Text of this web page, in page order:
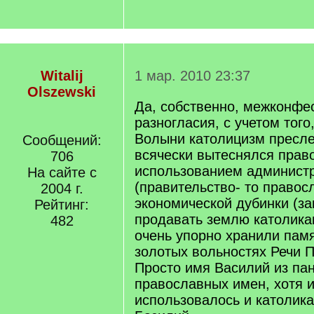
Witalij
Olszewski
Сообщений:
706
На сайте с
2004 г.
Рейтинг:
482
1 мар. 2010 23:37
Да, собственно,
разногласия, с учетом
Волыни католицизм
всячески вытеснялся
использованием
(правительство- то
экономической дубинки
продавать землю
очень упорно хранили
золотых вольностях Речи
Просто имя Василий из
православных имен, хотя
использовалось и